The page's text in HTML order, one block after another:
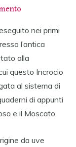
nei primi
l’antica
alla
questo Incrocio
al sistema di
di appunti
e il Moscato.
da uve